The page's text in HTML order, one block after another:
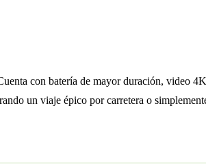
con batería de mayor duración, video
un viaje épico por carretera o